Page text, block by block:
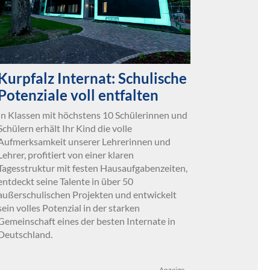
Internat: Schulische
voll entfalten
Klassen mit höchstens 10 Schülerinnen und
erhält Ihr Kind die volle
unserer Lehrerinnen und
profitiert von einer klaren
mit festen Hausaufgabenzeiten,
seine Talente in über 50
Projekten und entwickelt
volles Potenzial in der starken
eines der besten Internate in